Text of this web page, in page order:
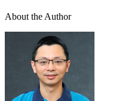
About the Author